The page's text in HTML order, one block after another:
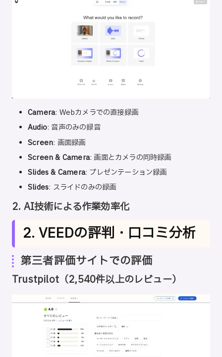
Camera: Webカメラでの直接録画
Audio: 音声のみの録音
Screen: 画面録画
Screen & Camera: 画面とカメラの同時録画
Slides & Camera: プレゼンテーション録画
Slides: スライドのみの録画
2. AI技術による作業効率化
2. VEEDの評判・口コミ分析
第三者評価サイトでの評価
Trustpilot （2,540件以上のレビュー）